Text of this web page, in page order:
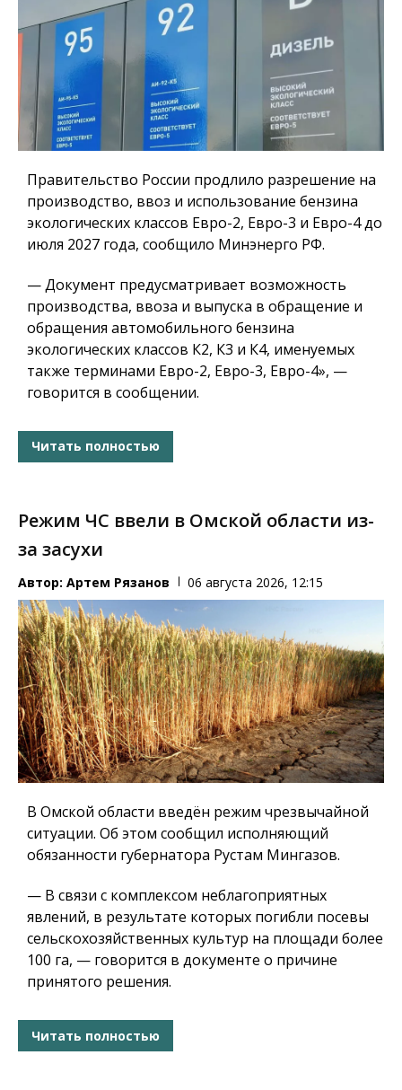
Правительство России продлило разрешение на
производство, ввоз и использование бензина
экологических классов Евро-2, Евро-3 и Евро-4 до
июля 2027 года, сообщило Минэнерго РФ.
— Документ предусматривает возможность
производства, ввоза и выпуска в обращение и
обращения автомобильного бензина
экологических классов К2, К3 и К4, именуемых
также терминами Евро-2, Евро-3, Евро-4», —
говорится в сообщении.
Читать полностью
Режим ЧС ввели в Омской области из-
за засухи
Автор: Артем Рязанов 06 августа 2026, 12:15
В Омской области введён режим чрезвычайной
ситуации. Об этом сообщил исполняющий
обязанности губернатора Рустам Мингазов.
— В связи с комплексом неблагоприятных
явлений, в результате которых погибли посевы
сельскохозяйственных культур на площади более
100 га, — говорится в документе о причине
принятого решения.
Читать полностью